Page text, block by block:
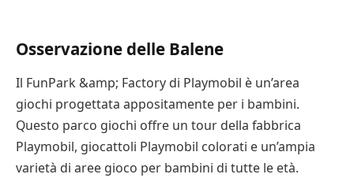
Osservazione delle Balene
Il FunPark &amp; Factory di Playmobil è un’area
giochi progettata appositamente per i bambini.
Questo parco giochi offre un tour della fabbrica
Playmobil, giocattoli Playmobil colorati e un’ampia
varietà di aree gioco per bambini di tutte le età.